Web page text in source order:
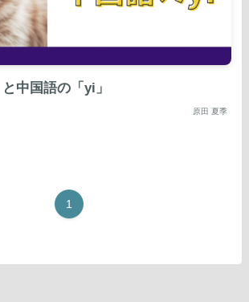
中国語の「yi」
原田 夏季
1